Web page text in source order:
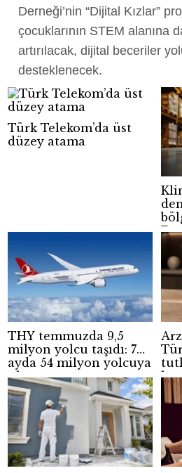
Derneği’nin “Dijital Kızlar”
çocuklarının STEM alanına
artırılacak, dijital beceriler
desteklenecek.
Türk Telekom’da üst
düzey atama
THY temmuzda 9,5
milyon yolcu taşıdı: 7
ayda 54 milyon yolcuya
ulaştı